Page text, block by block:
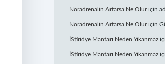
Noradrenalin Artarsa Ne Oluriçin
Noradrenalin Artarsa Ne Oluriçin
İStiridye Mantarı Neden Yıkanmaz
İStiridye Mantarı Neden Yıkanmaz